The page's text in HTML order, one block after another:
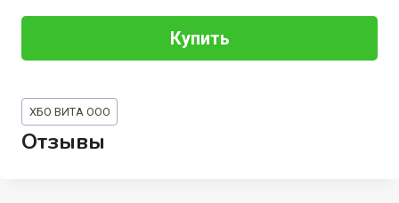
Купить
Метки
записи:
ХБО ВИТА ООО
Отзывы